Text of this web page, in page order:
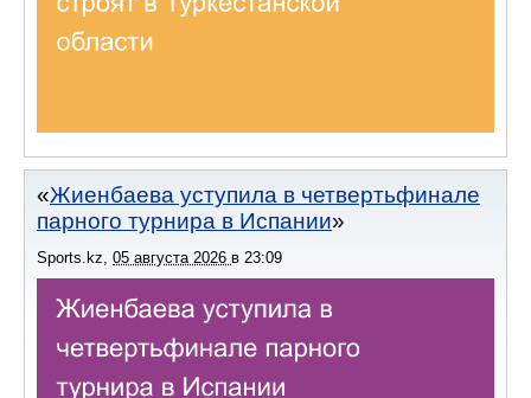
Жиенбаева уступила в четвертьфинале
парного турнира в Испании
Sports.kz, 05 августа 2026 в 23:09